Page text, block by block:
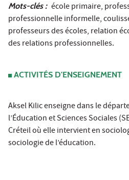
Mots-clés : école primaire,
professionnelle informelle,
professeurs des écoles, relation
des relations professionnelles.
ACTIVITÉS D'ENSEIGNEMENT
Aksel Kilic enseigne dans le
l’Éducation et Sciences Sociales
Créteil où elle intervient en
sociologie de l’éducation.